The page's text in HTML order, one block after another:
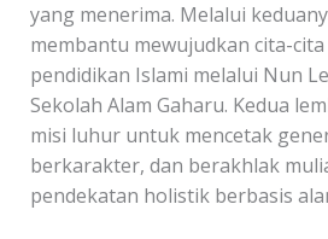
yang menerima. Melalui
membantu mewujudkan cita-
pendidikan Islami melalui Nun
Sekolah Alam Gaharu. Kedua
misi luhur untuk mencetak
berkarakter, dan berakhlak
pendekatan holistik berbasis